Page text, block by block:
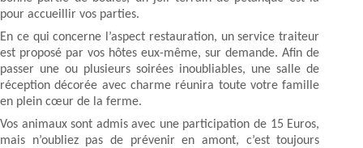
pour accueillir vos parties.
En ce qui concerne l’aspect restauration, un service traiteur
est proposé par vos hôtes eux-même, sur demande. Afin de
passer une ou plusieurs soirées inoubliables, une salle de
réception décorée avec charme réunira toute votre famille
en plein cœur de la ferme.
Vos animaux sont admis avec une participation de 15 Euros,
mais n’oubliez pas de prévenir en amont, c’est toujours